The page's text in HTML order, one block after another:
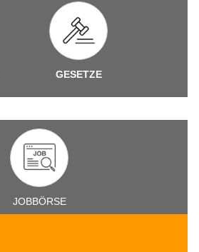
GESETZE
JOBBÖRSE